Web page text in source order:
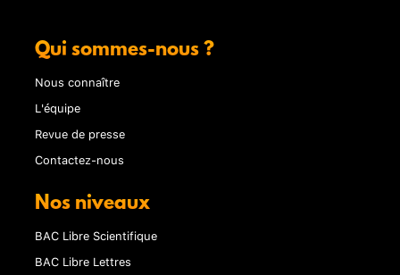
Qui sommes-nous ?
Nous connaître
L'équipe
Revue de presse
Contactez-nous
Nos niveaux
BAC Libre Scientifique
BAC Libre Lettres